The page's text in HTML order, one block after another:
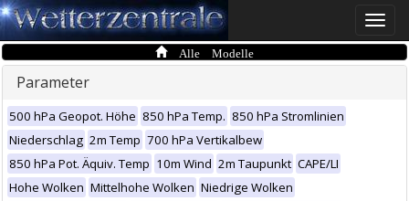
Toggle
Alle Modelle
Parameter
500 hPa Geopot. Höhe 850 hPa Temp. 850 hPa Stromlinien
Niederschlag 2m Temp 700 hPa Vertikalbew
850 hPa Pot. Äquiv. Temp 10m Wind 2m Taupunkt CAPE/LI
Hohe Wolken Mittelhohe Wolken Niedrige Wolken